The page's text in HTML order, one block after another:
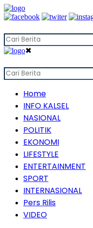
✖
Home
INFO KALSEL
NASIONAL
POLITIK
EKONOMI
LIFESTYLE
ENTERTAINMENT
SPORT
INTERNASIONAL
Pers Rilis
VIDEO